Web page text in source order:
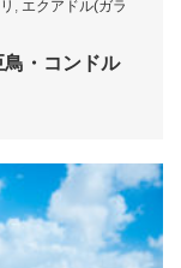
, エクアドル(ガラ
・コンドル